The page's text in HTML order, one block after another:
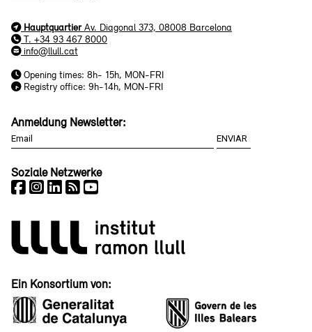
Hauptquartier Av. Diagonal 373, 08008 Barcelona
T. +34 93 467 8000
info@llull.cat
Opening times: 8h- 15h, MON-FRI
Registry office: 9h-14h, MON-FRI
Anmeldung Newsletter:
Soziale Netzwerke
Ein Konsortium von: